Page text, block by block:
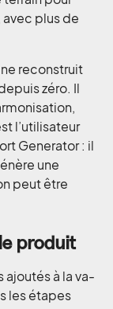
plus de
ne reconstruit
zéro. Il
l’utilisateur
Generator : il
une
peut être
produit
ajoutés à la va-
les étapes